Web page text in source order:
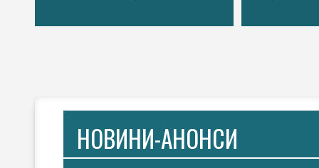
НОВИНИ-АНОНСИ